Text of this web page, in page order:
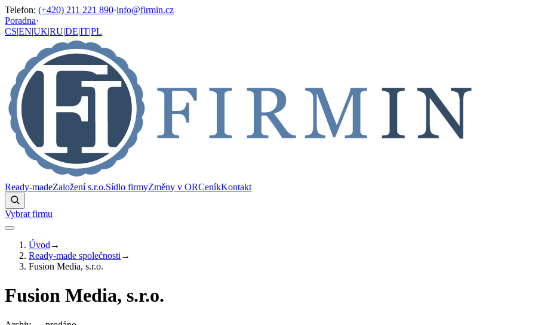
Telefon: (+420) 211 221 890·info@firmin.cz
Poradna·
CS|EN|UK|RU|DE|IT|PL
Ready-madeZaložení s.r.o.Sídlo firmyZměny v ORCeníkKontakt
Vybrat firmu
Úvod →
Ready-made společnosti →
Fusion Media, s.r.o.
Fusion Media, s.r.o.